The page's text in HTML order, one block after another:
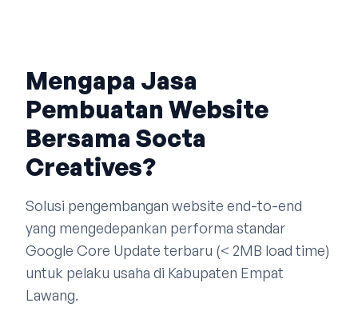
Mengapa Jasa
Pembuatan Website
Bersama Socta
Creatives?
Solusi pengembangan website end-to-end
yang mengedepankan performa standar
Google Core Update terbaru (< 2MB load time)
untuk pelaku usaha di Kabupaten Empat
Lawang.